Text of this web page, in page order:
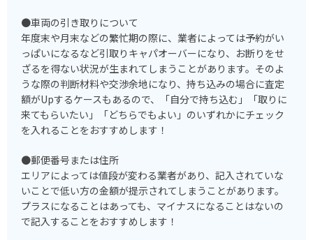
●車両の引き取りについて
年度末や月末などの繁忙期の際に、業者によっては予約がい
っぱいになるなど引取りキャパオーバーになり、お断りをせ
ざるを得ない状況が生まれてしまうことがあります。そのよ
うな際の判断材料や交渉余地になり、持ち込みの場合に査定
額がUpするケースもあるので、「自分で持ち込む」「取りに
来てもらいたい」「どちらでもよい」のいずれかにチェック
を入れることをおすすめします！
●郵便番号または住所
エリアによっては値段が変わる業者があり、記入されていな
いことで低い方の金額が提示されてしまうことがあります。
プラスになることはあっても、マイナスになることはないの
で記入することをおすすめします！